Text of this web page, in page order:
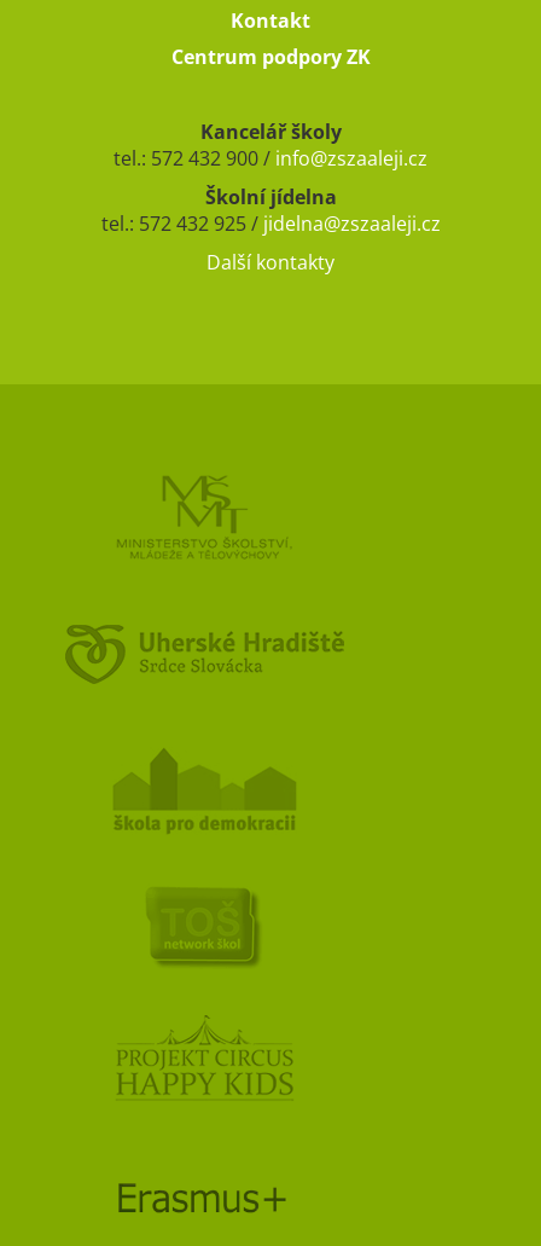
Kontakt
Centrum podpory ZK
Kancelář školy
tel.: 572 432 900 / info@zszaaleji.cz
Školní jídelna
tel.: 572 432 925 / jidelna@zszaaleji.cz
Další kontakty